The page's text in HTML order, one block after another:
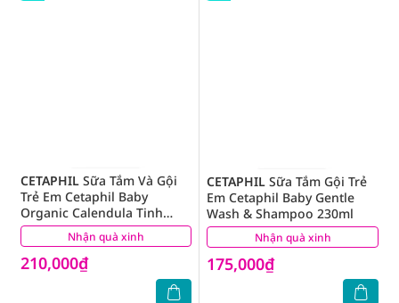
Nhận quà xinh
CETAPHIL Sữa Tắm Và Gội
Trẻ Em Cetaphil Baby
Organic Calendula Tinh
Chất Hoa Cúc 230ml
210,000₫
(1) Nhận quà xinh
CETAPHIL Sữa Tắm Gội Trẻ
Em Cetaphil Baby Gentle
Wash & Shampoo 230ml
175,000₫
(0)